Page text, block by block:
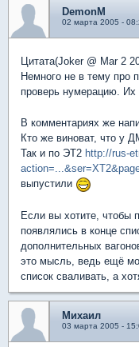
DemonM
02 марта 2005 -
Цитата(Joker @ Mar 2
Немного не в тему про
проверь нумерацию. Их
В комментариях же
Кто же виноват, что у
Так и по ЭТ2 http://rus-
выпустили
Если вы хотите, чтобы
появлялись в конце
дополнительных
это мысль, ведь ещё
список сваливать, а
Михаил
03 марта 2005 -